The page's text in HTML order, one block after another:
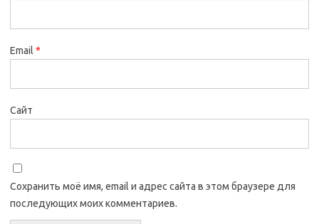
Email *
Сайт
Сохранить моё имя, email и адрес сайта в этом браузере для
последующих моих комментариев.